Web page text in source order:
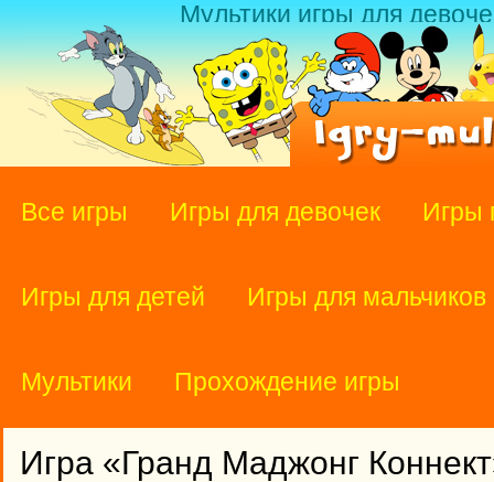
Мультики игры для
Все игры Игры для девочек Игры
Игры для детей Игры для мальчиков
Мультики Прохождение игры
Игра «Гранд Маджонг